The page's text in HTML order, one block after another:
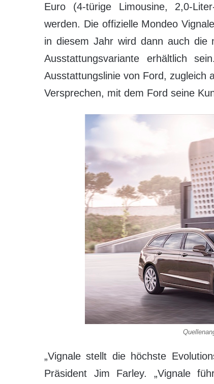
Euro (4-türige Limousine, 2,0-
werden. Die offizielle Mondeo
in diesem Jahr wird dann auch die
Ausstattungsvariante erhältlich
Ausstattungslinie von Ford, zugleich
Versprechen, mit dem Ford seine
„Vignale stellt die höchste
Präsident Jim Farley. „Vignale